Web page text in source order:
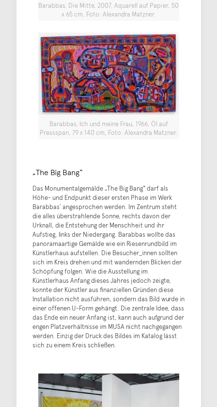
Barabbas, Die Mitte, 2007, Aquarell auf Papier, 50
x 65 cm, Foto: Alexandra Matzner.
Barabbas, Ich und meine Frau, 1966, Öl auf
Pressspan, 79 x 140 cm, Foto: Alexandra Matzner.
„The Big Bang“
Das Monumentalgemälde „The Big Bang“ darf als
Höhe- und Endpunkt dieser ersten Phase im Werk
Barabbas` angesprochen werden. Im Zentrum steht
die alles überstrahlende Sonne, rechts davon der
Urknall, die Entstehung der Menschheit und ihr
Aufstieg, links der Niedergang. Barabbas wollte das
panoramaartige Gemälde wie ein Riesenrundbild im
Künstlerhaus aufstellen. Die Besucher_innen sollten
sich im Kreis drehen und mit wandernden Blicken der
Schöpfung folgen. Wie die Ausstellung im
Künstlerhaus Anfang dieses Jahres jedoch zeigte,
konnte der Künstler aus finanziellen Gründen diese
Installation nicht ausführen, sondern das Bild wurde in
einer offenen U-Form gehängt. Die zentrale Idee, dass
das Ende ein neuer Anfang ist, kann auch aufgrund der
engen Platzverhältnisse im MUSA nicht nachgegangen
werden. Einzig der Druck des Bildes im Katalog lässt
sich zu einem Kreis schließen.